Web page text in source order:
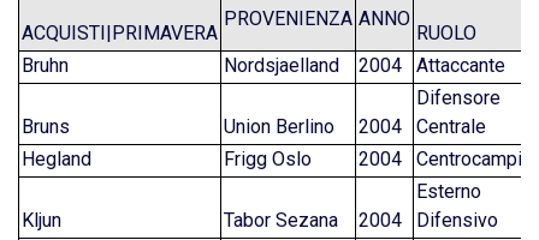
ACQUISTI|PRIMAVERA
PROVENIENZA ANNO
RUOLO
Bruhn
Nordsjaelland 2004 Attaccante
Bruns Union Berlino 2004
Difensore
Centrale
Hegland
Frigg Oslo 2004
Kljun Tabor Sezana 2004
Esterno
Difensivo